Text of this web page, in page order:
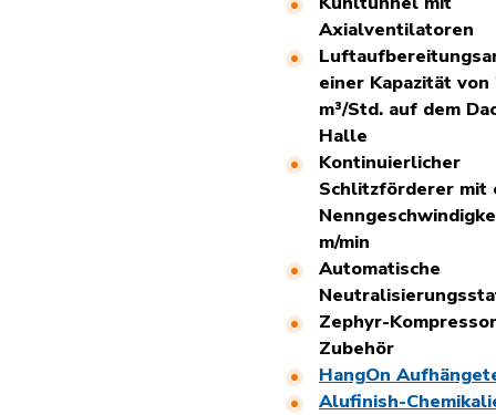
Axialventilatoren
einer Kapazität von
m³/Std. auf dem
Halle
Kontinuierlicher
Schlitzförderer mit
m/min
Automatische
Zephyr-
Zubehör
HangOn
Alufinish-